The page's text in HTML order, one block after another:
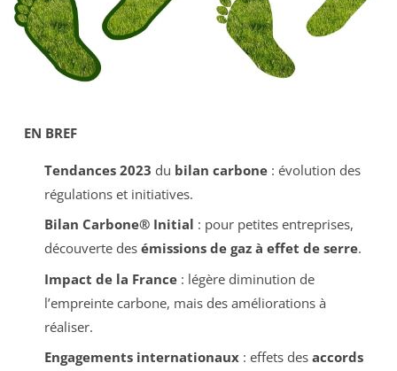
EN BREF
Tendances 2023 du bilan carbone: évolution des
régulations et initiatives.
Bilan Carbone® Initial : pour petites entreprises,
découverte des émissions de gaz à effet de serre.
Impact de la France: légère diminution de
l’empreinte carbone, mais des améliorations à
réaliser.
Engagements internationaux: effets des accords